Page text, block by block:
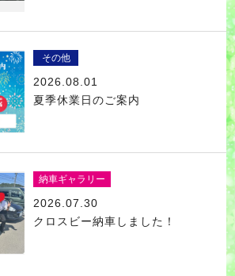
その他
2026.08.01
夏季休業日のご案内
納車ギャラリー
2026.07.30
クロスビー納車しました！